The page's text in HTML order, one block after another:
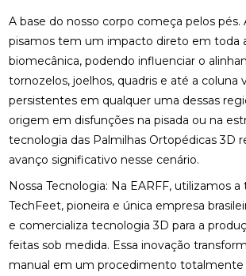
A base do nosso corpo começa pelos
pisamos tem um impacto direto em toda
biomecânica, podendo influenciar o
tornozelos, joelhos, quadris e até a coluna
persistentes em qualquer uma dessas
origem em disfunções na pisada ou na
tecnologia das Palmilhas Ortopédicas 3D
avanço significativo nesse cenário.
Nossa Tecnologia: Na EARFF, utilizamos
TechFeet, pioneira e única empresa
e comercializa tecnologia 3D para a
feitas sob medida. Essa inovação
manual em um procedimento totalmente